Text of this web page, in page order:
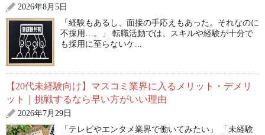
2026年8月5日
「経験もあるし、面接の手応えもあった。それなのに
不採用…。」 転職活動では、スキルや経験が十分で
も採用に至らないケ...
【20代未経験向け】マスコミ業界に入るメリット・デメリ
ット｜挑戦するなら早い方がいい理由
2026年7月29日
「テレビやエンタメ業界で働いてみたい」 「未経験